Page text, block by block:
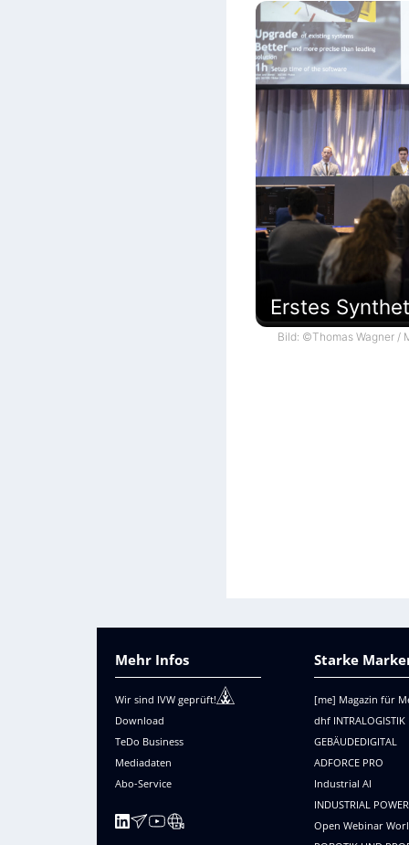
Erstes
Bild: ©Thomas Wagner /
Mehr Infos
Wir sind IVW geprüft!
Download
TeDo Business
Mediadaten
Abo-Service
Starke
[me] Magazin für
dhf INTRALOGISTIK
GEBÄUDEDIGITAL
ADFORCE PRO
Industrial AI
INDUSTRIAL POWER
Open Webinar